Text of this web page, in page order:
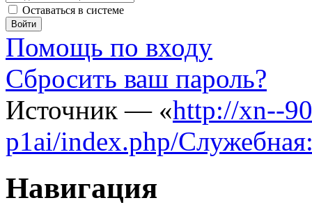
Оставаться в системе
Войти
Помощь по входу
Сбросить ваш пароль?
Источник — «http://xn--
p1ai/index.php/
Навигация